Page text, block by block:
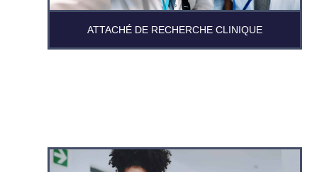
ATTACHÉ DE RECHERCHE CLINIQUE